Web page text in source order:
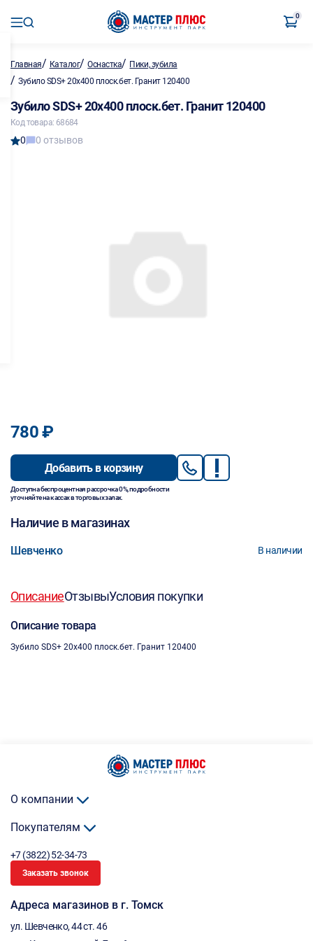
0
Главная/ Каталог/Оснастка/ Пики, зубила
/ Зубило SDS+ 20х400 плоск.бет. Гранит 120400
Зубило SDS+ 20х400 плоск.бет. Гранит 120400
Код товара: 68684
0 0 отзывов
780 ₽
Добавить в корзину
Доступна беспроцентная рассрочка 0%, подробности
уточняйте на кассах в торговых залах.
Наличие в магазинах
Шевченко В наличии
ОписаниеОтзывыУсловия покупки
Описание товара
Зубило SDS+ 20х400 плоск.бет. Гранит 120400
О компании
Покупателям
+7 (3822) 52-34-73
Заказать звонок
Адреса магазинов в г. Томск
ул. Шевченко, 44 ст. 46